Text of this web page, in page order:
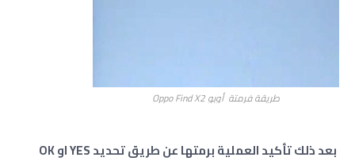
طريقة فرمتة أوبو Oppo Find X2
بعد ذلك تأكيد العملية برمتها عن طريق تحديد YES او OK